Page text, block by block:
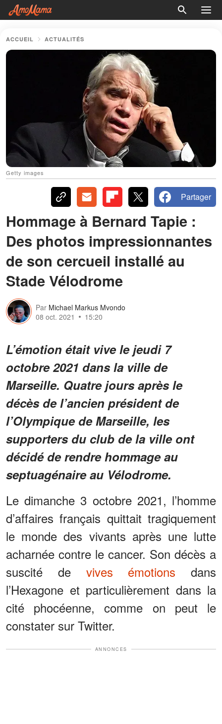
ACCUEIL ACTUALITÉS
Getty images
Partager
Hommage à Bernard Tapie :
Des photos impressionnantes
de son cercueil installé au
Stade Vélodrome
Par Michael Markus Mvondo
08 oct. 2021
15:20
L’émotion était vive le jeudi 7
octobre 2021 dans la ville de
Marseille. Quatre jours après le
décès de l’ancien président de
l’Olympique de Marseille, les
supporters du club de la ville ont
décidé de rendre hommage au
septuagénaire au Vélodrome.
Le dimanche 3 octobre 2021, l’homme
d’affaires français quittait tragiquement
le monde des vivants après une lutte
acharnée contre le cancer. Son décès a
suscité de vives émotions dans
l’Hexagone et particulièrement dans la
cité phocéenne, comme on peut le
constater sur Twitter.
ANNONCES